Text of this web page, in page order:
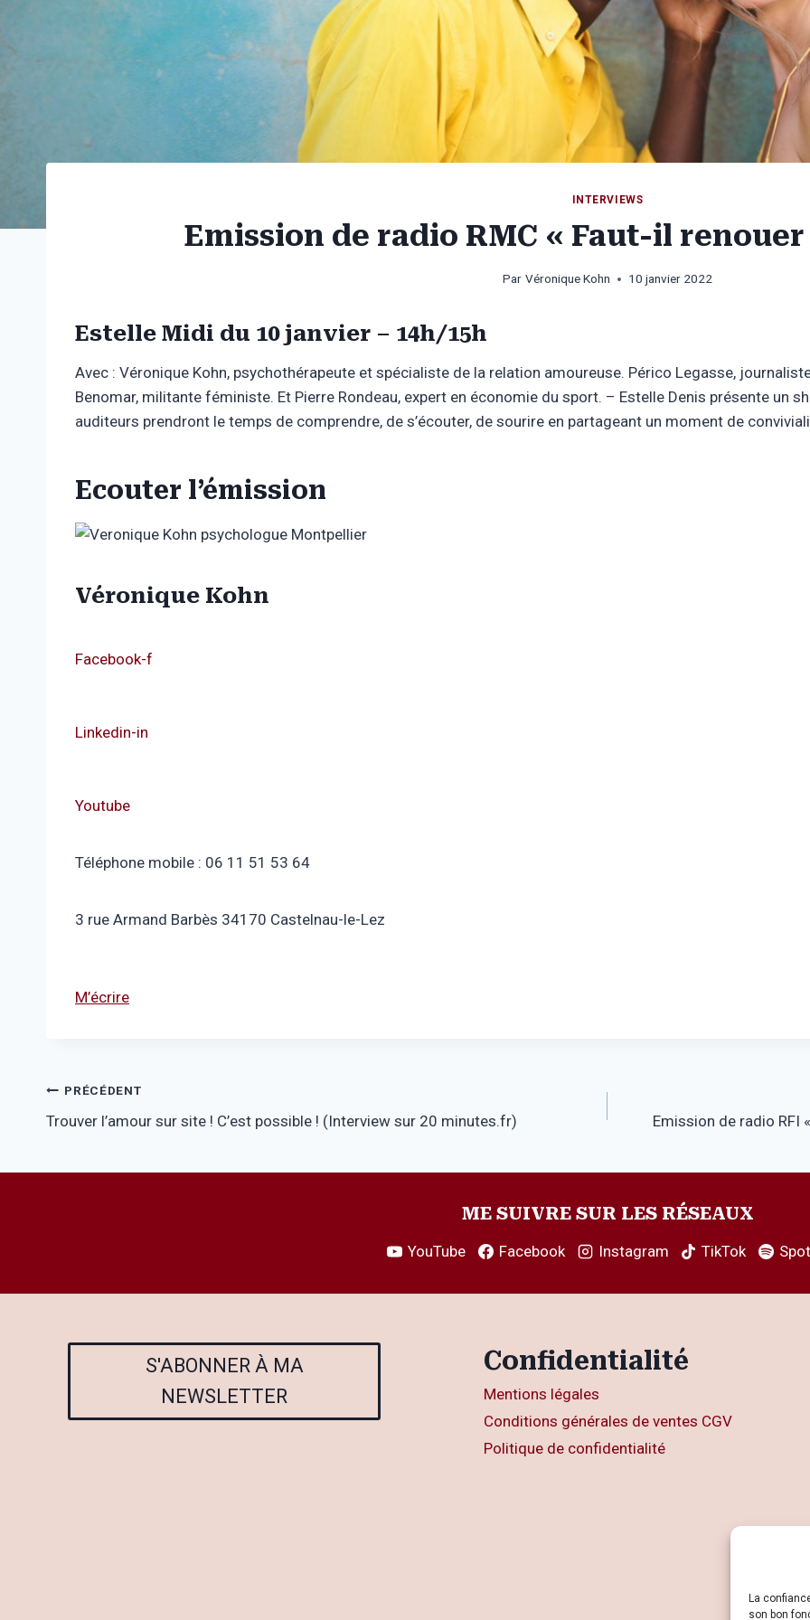
La
son bon
INTERVIEWS
Emission de radio RMC « Faut-il renouer
Par Véronique Kohn 10 janvier 2022
Estelle Midi du 10 janvier – 14h/15h
Avec : Véronique Kohn, psychothérapeute et spécialiste de la relation amoureuse. Périco Legasse,
Benomar, militante féministe. Et Pierre Rondeau, expert en économie du sport. – Estelle Denis présente un
auditeurs prendront le temps de comprendre, de s’écouter, de sourire en partageant un moment de
Ecouter l’émission
Véronique Kohn
Facebook-f
Linkedin-in
Youtube
Téléphone mobile : 06 11 51 53 64
3 rue Armand Barbès 34170 Castelnau-le-Lez
M’écrire
Navigation
de
l’article
PRÉCÉDENT
Trouver l’amour sur site ! C’est possible ! (Interview sur 20 minutes.fr) Emission de radio RFI
ME SUIVRE SUR LES RÉSEAUX
YouTube Facebook Instagram TikTok
S'ABONNER À MA
NEWSLETTER
Confidentialité
Mentions légales
Conditions générales de ventes CGV
Politique de confidentialité